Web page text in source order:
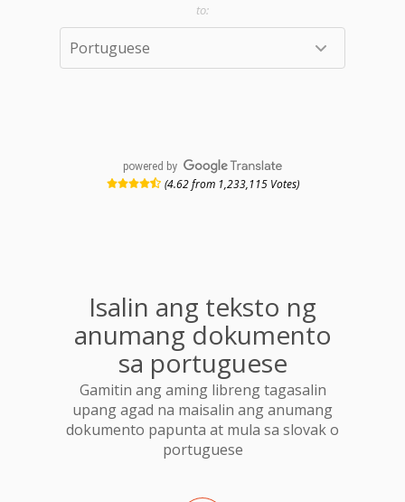
powered by
(4.62 from 1,233,115 Votes)
Isalin ang teksto ng
anumang dokumento
sa portuguese
Gamitin ang aming libreng tagasalin
upang agad na maisalin ang anumang
dokumento papunta at mula sa slovak o
portuguese